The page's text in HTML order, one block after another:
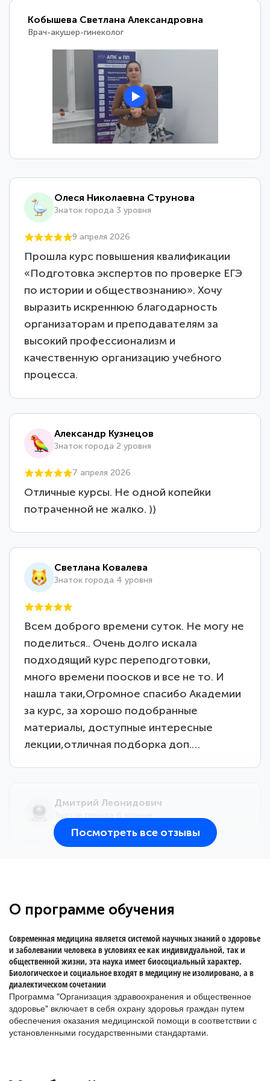
Кобышева Светлана Александровна
Врач-акушер-гинеколог
Олеся Николаевна Струнова
Знаток города 3 уровня
9 апреля 2026
Прошла курс повышения квалификации
«Подготовка экспертов по проверке ЕГЭ
по истории и обществознанию». Хочу
выразить искреннюю благодарность
организаторам и преподавателям за
высокий профессионализм и
качественную организацию учебного
процесса.
Александр Кузнецов
Знаток города 2 уровня
7 апреля 2026
Отличные курсы. Не одной копейки
потраченной не жалко. ))
Светлана Ковалева
Знаток города 4 уровня
Всем доброго времени суток. Не могу не
поделиться.. Очень долго искала
подходящий курс переподготовки,
много времени поосков и все не то. И
нашла таки,Огромное спасибо Академии
за курс, за хорошо подобранные
материалы, доступные интересные
лекции,отличная подборка доп.…
Дмитрий Леонидович
большое количество методических
сдачи итоговой аттестации. Спасибо
Елена Кравченко
Знаток города 5 уровня
Посмотреть все отзывы
О программе обучения
Современная медицина является системой научных знаний о здоровье
и заболевании человека в условиях ее как индивидуальной, так и
общественной жизни, эта наука имеет биосоциальный характер.
Биологическое и социальное входят в медицину не изолировано, а в
диалектическом сочетании
Программа "Организация здравоохранения и общественное
здоровье" включает в себя охрану здоровья граждан путем
обеспечения оказания медицинской помощи в соответствии с
установленными государственными стандартами.